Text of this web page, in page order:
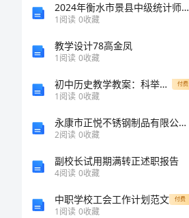
（五）
2024年衡水市景县中级统计师《统计基础知识理论及相关知识》深度自测卷含解析
1阅读 0收藏
教学设计78高金凤
1阅读 0收藏
初中历史教学教案：科举制下的文人社会和官场文化 付费
1阅读 0收藏
永康市正悦不锈钢制品有限公司介绍企业发展分析报告
2阅读 0收藏
副校长试用期满转正述职报告
4阅读 0收藏
中职学校工会工作计划范文 付费
1阅读 0收藏